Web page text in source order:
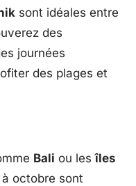
sont idéales entre
des
journées
des plages et
Bali ou lesîles
octobre sont